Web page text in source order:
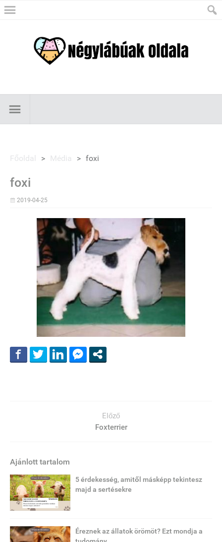
Főoldal > Média > foxi
foxi
2019-04-25
Előző
Foxterrier
Ajánlott tartalom
5 érdekesség, amitől másképp tekintesz
majd a sertésekre
Éreznek az állatok örömöt? Ezt mondja a